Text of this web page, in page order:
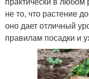
не то, что растение
оно дает отличный
правилам посадки и